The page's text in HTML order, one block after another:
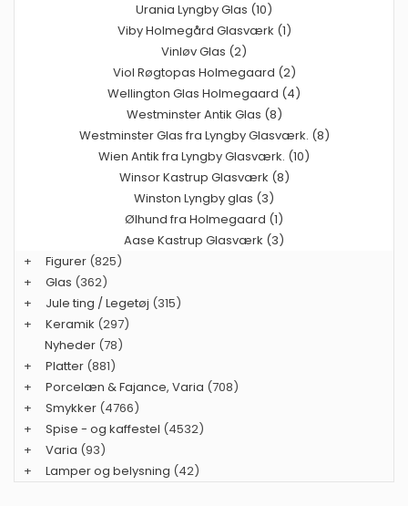
Urania Lyngby Glas (10)
Viby Holmegård Glasværk (1)
Vinløv Glas (2)
Viol Røgtopas Holmegaard (2)
Wellington Glas Holmegaard (4)
Westminster Antik Glas (8)
Westminster Glas fra Lyngby Glasværk. (8)
Wien Antik fra Lyngby Glasværk. (10)
Winsor Kastrup Glasværk (8)
Winston Lyngby glas (3)
Ølhund fra Holmegaard (1)
Aase Kastrup Glasværk (3)
+
Figurer (825)
+
Glas (362)
+
Jule ting / Legetøj (315)
+
Keramik (297)
Nyheder (78)
+
Platter (881)
+
Porcelæn & Fajance, Varia (708)
+
Smykker (4766)
+
Spise - og kaffestel (4532)
+
Varia (93)
+
Lamper og belysning (42)